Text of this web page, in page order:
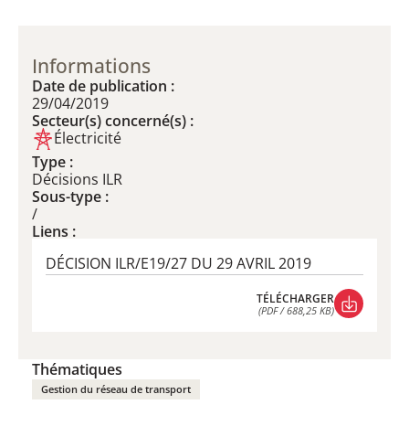
Informations
Date de publication :
29/04/2019
Secteur(s) concerné(s) :
Électricité
Type :
Décisions ILR
Sous-type :
/
Liens :
DÉCISION ILR/E19/27 DU 29 AVRIL 2019
TÉLÉCHARGER
(PDF / 688,25 KB)
Thématiques
Gestion du réseau de transport